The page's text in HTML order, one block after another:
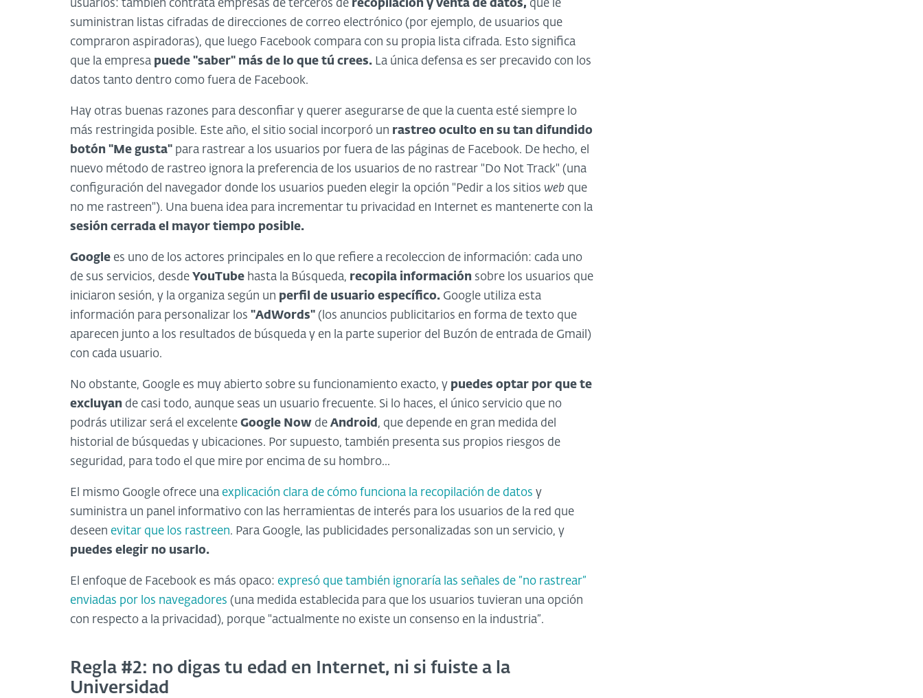
usuarios: también contrata empresas de terceros de recopilación y venta de datos, que le
suministran listas cifradas de direcciones de correo electrónico (por ejemplo, de usuarios que
compraron aspiradoras), que luego Facebook compara con su propia lista cifrada. Esto significa
que la empresa puede "saber" más de lo que tú crees. La única defensa es ser precavido con los
datos tanto dentro como fuera de Facebook.
Hay otras buenas razones para desconfiar y querer asegurarse de que la cuenta esté siempre lo
más restringida posible. Este año, el sitio social incorporó un rastreo oculto en su tan difundido
botón "Me gusta" para rastrear a los usuarios por fuera de las páginas de Facebook. De hecho, el
nuevo método de rastreo ignora la preferencia de los usuarios de no rastrear "Do Not Track" (una
configuración del navegador donde los usuarios pueden elegir la opción "Pedir a los sitios web que
no me rastreen"). Una buena idea para incrementar tu privacidad en Internet es mantenerte con la
sesión cerrada el mayor tiempo posible.
Google es uno de los actores principales en lo que refiere a recoleccion de información: cada uno
de sus servicios, desde YouTube hasta la Búsqueda, recopila información sobre los usuarios que
iniciaron sesión, y la organiza según un perfil de usuario específico. Google utiliza esta
información para personalizar los "AdWords" (los anuncios publicitarios en forma de texto que
aparecen junto a los resultados de búsqueda y en la parte superior del Buzón de entrada de Gmail)
con cada usuario.
No obstante, Google es muy abierto sobre su funcionamiento exacto, y puedes optar por que te
excluyan de casi todo, aunque seas un usuario frecuente. Si lo haces, el único servicio que no
podrás utilizar será el excelente Google Now de Android , que depende en gran medida del
historial de búsquedas y ubicaciones. Por supuesto, también presenta sus propios riesgos de
seguridad, para todo el que mire por encima de su hombro...
El mismo Google ofrece una explicación clara de cómo funciona la recopilación de datos y
suministra un panel informativo con las herramientas de interés para los usuarios de la red que
deseen evitar que los rastreen. Para Google, las publicidades personalizadas son un servicio, y
puedes elegir no usarlo.
El enfoque de Facebook es más opaco: expresó que también ignoraría las señales de “no rastrear”
enviadas por los navegadores (una medida establecida para que los usuarios tuvieran una opción
con respecto a la privacidad), porque "actualmente no existe un consenso en la industria”.
Regla #2: no digas tu edad en Internet, ni si fuiste a la
Universidad